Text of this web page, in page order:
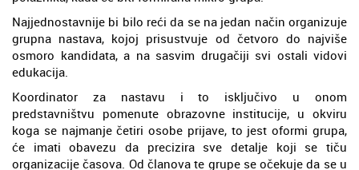
Najjednostavnije bi bilo reći da se na jedan način organizuje
grupna nastava, kojoj prisustvuje od četvoro do najviše
osmoro kandidata, a na sasvim drugačiji svi ostali vidovi
edukacija.
Koordinator za nastavu i to isključivo u onom
predstavništvu pomenute obrazovne institucije, u okviru
koga se najmanje četiri osobe prijave, to jest oformi grupa,
će imati obavezu da precizira sve detalje koji se tiču
organizacije časova. Od članova te grupe se očekuje da se u